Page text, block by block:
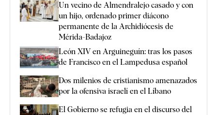
Un vecino de Almendralejo casado y con
un hijo, ordenado primer diácono
permanente de la Archidiócesis de
Mérida-Badajoz
León XIV en Arguineguín: tras los pasos
de Francisco en el Lampedusa español
Dos milenios de cristianismo amenazados
por la ofensiva israelí en el Líbano
El Gobierno se refugia en el discurso del